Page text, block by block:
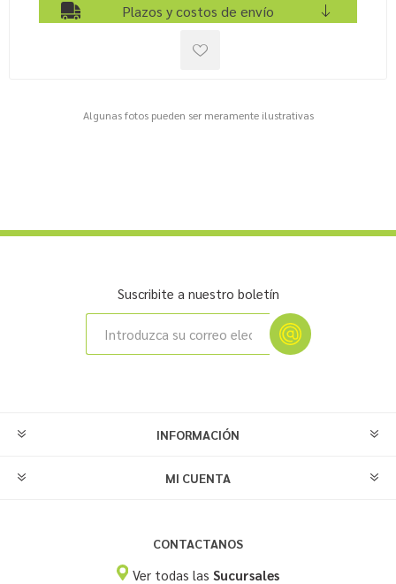
Plazos y costos de envío
Algunas fotos pueden ser meramente ilustrativas
Suscribite a nuestro boletín
INFORMACIÓN
MI CUENTA
CONTACTANOS
Ver todas lasSucursales